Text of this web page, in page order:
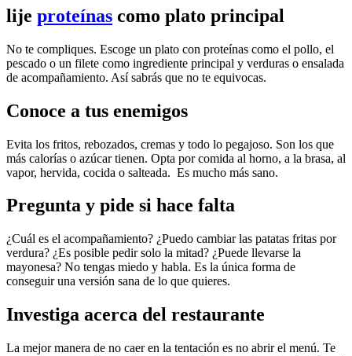
lije proteínas como plato principal
No te compliques. Escoge un plato con proteínas como el pollo, el
pescado o un filete como ingrediente principal y verduras o ensalada
de acompañamiento. Así sabrás que no te equivocas.
Conoce a tus enemigos
Evita los fritos, rebozados, cremas y todo lo pegajoso. Son los que
más calorías o azúcar tienen. Opta por comida al horno, a la brasa, al
vapor, hervida, cocida o salteada. Es mucho más sano.
Pregunta y pide si hace falta
¿Cuál es el acompañamiento? ¿Puedo cambiar las patatas fritas por
verdura? ¿Es posible pedir solo la mitad? ¿Puede llevarse la
mayonesa? No tengas miedo y habla. Es la única forma de
conseguir una versión sana de lo que quieres.
Investiga acerca del restaurante
La mejor manera de no caer en la tentación es no abrir el menú. Te